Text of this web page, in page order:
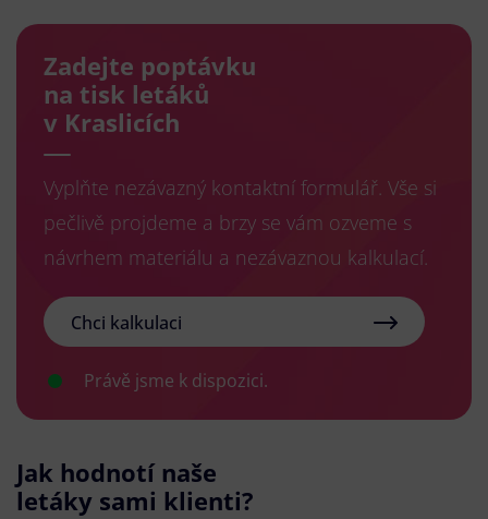
Zadejte poptávku
na tisk letáků
v Kraslicích
Vyplňte nezávazný kontaktní formulář. Vše si
pečlivě projdeme a brzy se vám ozveme s
návrhem materiálu a nezávaznou kalkulací.
Chci kalkulaci
Právě jsme k dispozici.
Jak hodnotí naše
letáky sami klienti?